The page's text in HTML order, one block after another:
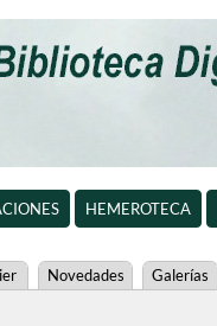
HEMEROTECA
Novedades Galerías